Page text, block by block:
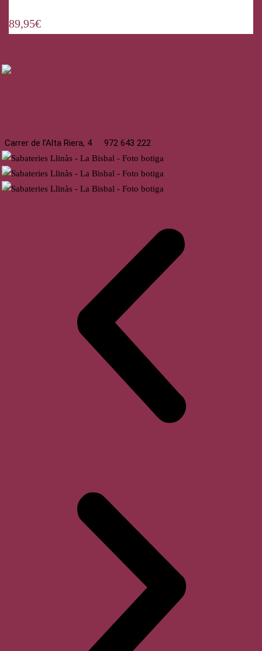
89,95€
Carrer de l’Alta Riera, 4 972 643 222